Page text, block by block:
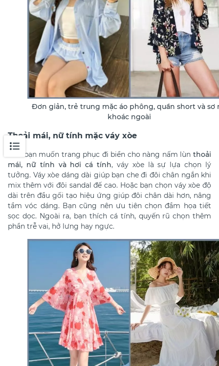
Đơn giản, trẻ trung mặc áo phông, quần short và sơ
khoác ngoài
Thoải mái, nữ tính mặc váy xòe
Nếu bạn muốn trang phục đi biển cho nàng nấm lùn thoải
mái, nữ tính và hơi cá tính, váy xòe là sự lựa chọn lý
tưởng. Váy xòe dáng dài giúp bạn che đi đôi chân ngắn khi
mix thêm với đôi sandal đế cao. Hoặc bạn chọn váy xòe độ
dài trên đầu gối tạo hiệu ứng giúp đôi chân dài hơn, nâng
tầm vóc dáng. Bạn cũng nên ưu tiên chọn đầm họa tiết
sọc dọc. Ngoài ra, bạn thích cá tính, quyến rũ chọn thêm
phần trễ vai, hở lưng hay ngực.